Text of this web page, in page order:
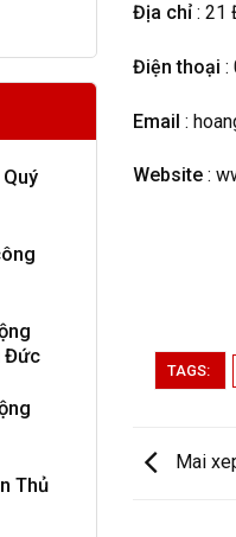
Đức
Thủ
Địa chỉ: 21
Điện thoại :
Email :
Website:
TAGS:
Mai